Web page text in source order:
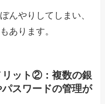
んやりしてしまい、
あります。
リット②：複数の銀
スワードの管理が